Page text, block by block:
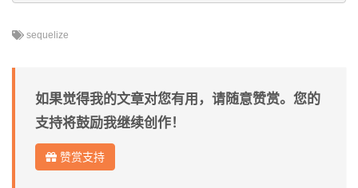
sequelize
如果觉得我的文章对您有用，请随意赞赏。您的
支持将鼓励我继续创作！
赞赏支持